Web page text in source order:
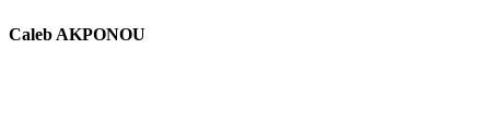
Caleb AKPONOU